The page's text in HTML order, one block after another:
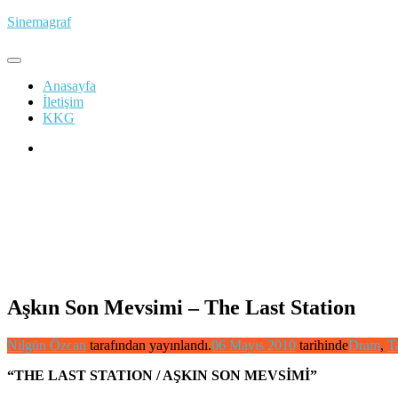
İçeriğe
Sinemagraf
Anasayfa
İletişim
KKG
Aşkın Son Mevsimi – The Last Station
Nilgün Özcan tarafından yayınlandı.06 Mayıs 2010 tarihindeDram,
“THE LAST STATION / AŞKIN SON MEVSİMİ”